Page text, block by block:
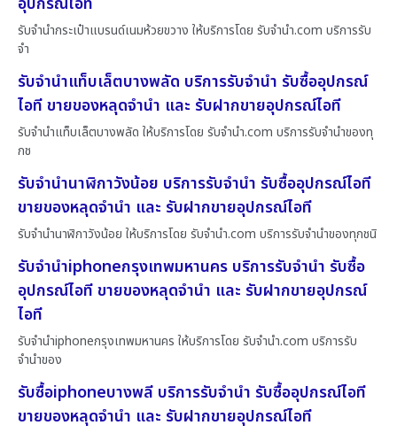
รับจำนำกระเป๋าแบรนด์เนมห้วยขวาง ให้บริการโดย รับจํานํา.com บริการรับ
จำ
รับจำนำแท็บเล็ตบางพลัด บริการรับจำนำ รับซื้ออุปกรณ์
ไอที ขายของหลุดจำนำ และ รับฝากขายอุปกรณ์ไอที
รับจำนำแท็บเล็ตบางพลัด ให้บริการโดย รับจํานํา.com บริการรับจำนำของทุ
กช
รับจำนำนาฬิกาวังน้อย บริการรับจำนำ รับซื้ออุปกรณ์ไอที
ขายของหลุดจำนำ และ รับฝากขายอุปกรณ์ไอที
รับจำนำนาฬิกาวังน้อย ให้บริการโดย รับจํานํา.com บริการรับจำนำของทุกชนิ
รับจำนำiphoneกรุงเทพมหานคร บริการรับจำนำ รับซื้อ
อุปกรณ์ไอที ขายของหลุดจำนำ และ รับฝากขายอุปกรณ์
ไอที
รับจำนำiphoneกรุงเทพมหานคร ให้บริการโดย รับจํานํา.com บริการรับ
จำนำของ
รับซื้อiphoneบางพลี บริการรับจำนำ รับซื้ออุปกรณ์ไอที
ขายของหลุดจำนำ และ รับฝากขายอุปกรณ์ไอที